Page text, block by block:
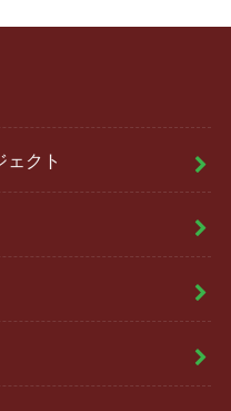
クト